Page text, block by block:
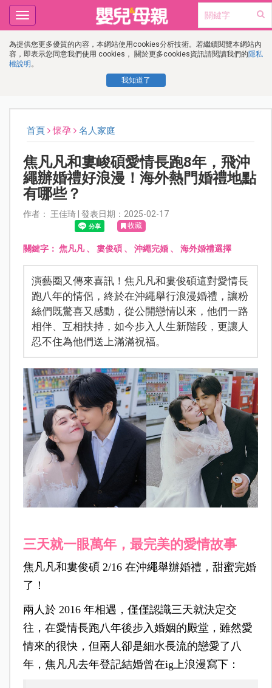
為提供您更多優質的內容，本網站使用cookies分析技術。若繼續閱覽本網站內
容，即表示您同意我們使用 cookies， 關於更多cookies資訊請閱讀我們的隱私
權說明 。
我知道了
Toggle
navigation
首頁 懷孕 名人家庭
焦凡凡和婁峻碩愛情長跑8年，飛沖
繩辦婚禮好浪漫！海外熱門婚禮地點
有哪些？
作者： 王佳琦 | 發表日期：2025-02-17
收藏
關鍵字： 焦凡凡、 婁俊碩、 沖繩完婚、 海外婚禮選擇
演藝圈又傳來喜訊！焦凡凡和婁俊碩這對愛情長
跑八年的情侶，終於在沖繩舉行浪漫婚禮，讓粉
絲們既驚喜又感動，從公開戀情以來，他們一路
相伴、互相扶持，如今步入人生新階段，更讓人
忍不住為他們送上滿滿祝福。
三天就一眼萬年，最完美的愛情故事
焦凡凡和婁俊碩 2/16 在沖繩舉辦婚禮，甜蜜完婚
了！
兩人於 2016 年相遇，僅僅認識三天就決定交
往，在愛情長跑八年後步入婚姻的殿堂，雖然愛
情來的很快，但兩人卻是細水長流的戀愛了八
年，焦凡凡去年登記結婚曾在ig上浪漫寫下：